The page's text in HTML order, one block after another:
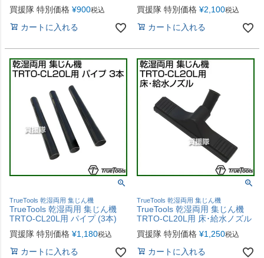
買援隊 特別価格 ¥900税込
カートに入れる
買援隊 特別価格 ¥2,100税込
カートに入れる
TrueTools 乾湿両用 集じん機
TrueTools 乾湿両用 集じん機
TRTO-CL20L用 パイプ (3本)
買援隊 特別価格 ¥1,180税込
カートに入れる
TrueTools 乾湿両用 集じん機
TrueTools 乾湿両用 集じん機
TRTO-CL20L用 床･給水ノズル
買援隊 特別価格 ¥1,250税込
カートに入れる